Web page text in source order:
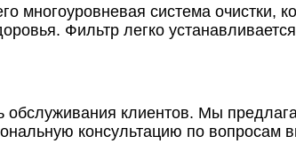
многоуровневая система очистки,
Фильтр легко
клиентов. Мы
консультацию по вопросам